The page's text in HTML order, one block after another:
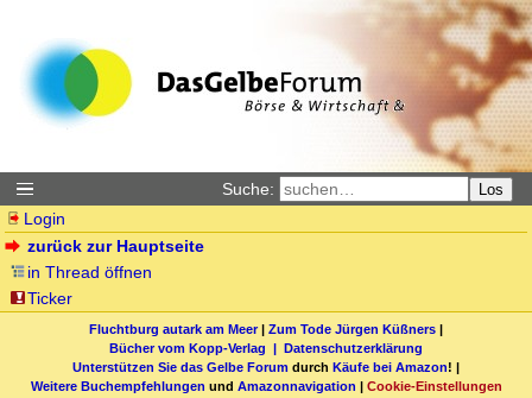
Suche: Los
Login
zurück zur Hauptseite
in Thread öffnen
Ticker
Fluchtburg autark am Meer| Zum Tode Jürgen Küßners |
Bücher vom Kopp-Verlag | Datenschutzerklärung
Unterstützen Sie das Gelbe Forum durch Käufe bei Amazon! |
Weitere Buchempfehlungen und Amazonnavigation | Cookie-Einstellungen